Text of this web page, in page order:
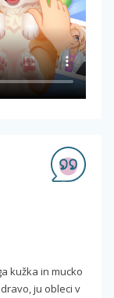
kužka in mucko
ju obleci v